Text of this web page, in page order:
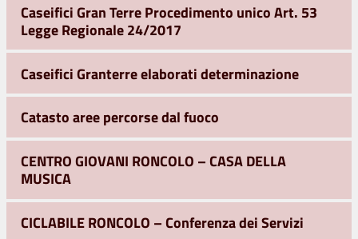
Caseifici Gran Terre Procedimento unico Art. 53
Legge Regionale 24/2017
Caseifici Granterre elaborati determinazione
Catasto aree percorse dal fuoco
CENTRO GIOVANI RONCOLO – CASA DELLA
MUSICA
CICLABILE RONCOLO – Conferenza dei Servizi